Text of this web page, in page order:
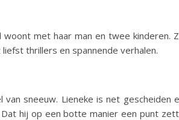
met haar man en twee kinderen.
thrillers en spannende verhalen.
sneeuw. Lieneke is net gescheiden
Dat hij op een botte manier een punt